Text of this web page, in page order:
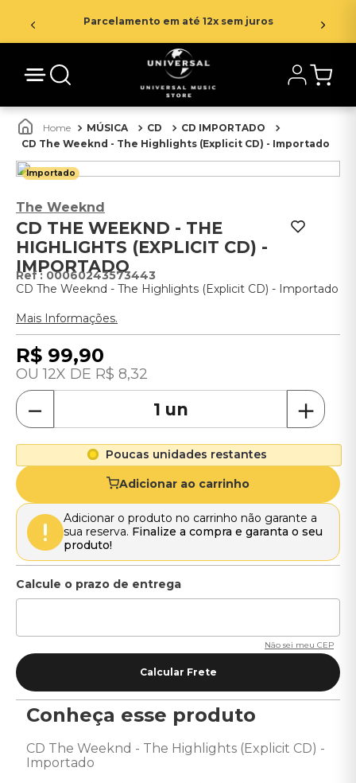
Parcelamento em até 12x sem juros
MÚSICA CD
CD IMPORTADO
CD The Weeknd - The Highlights (Explicit CD) - Importado
Importado
The Weeknd
CD THE WEEKND - THE
HIGHLIGHTS (EXPLICIT CD) -
IMPORTADO
: 00060243573443
CD The Weeknd - The Highlights (Explicit CD) - Importado
Mais Informações.
R$ 99,90
12 R$ 8,32
＋
－
Poucas unidades restantes
Adicionar ao carrinho
Adicionar o produto no carrinho não garante a
sua reserva. Finalize a compra e garanta o seu
produto!
Não sei meu CEP
Conheça esse produto
CD The Weeknd - The Highlights (Explicit CD) -
Importado